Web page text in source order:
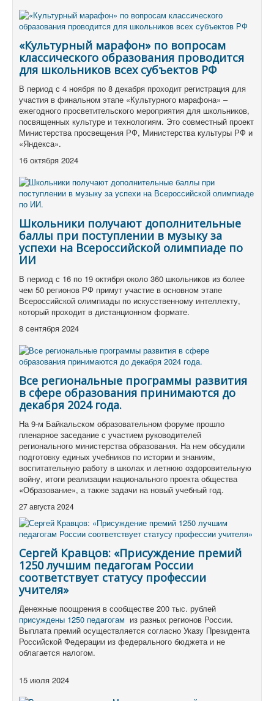
«Культурный марафон» по вопросам
классического образования проводится
для школьников всех субъектов РФ
В период с 4 ноября по 8 декабря проходит регистрация для
участия в финальном этапе «Культурного марафона» –
ежегодного просветительского мероприятия для школьников,
посвященных культуре и технологиям. Это совместный проект
Министерства просвещения РФ, Министерства культуры РФ и
«Яндекса».
16 октября 2024
Школьники получают дополнительные
баллы при поступлении в музыку за
успехи на Всероссийской олимпиаде по
ИИ
В период с 16 по 19 октября около 360 школьников из более
чем 50 регионов РФ примут участие в основном этапе
Всероссийской олимпиады по искусственному интеллекту,
который проходит в дистанционном формате.
8 сентября 2024
Все региональные программы развития
в сфере образования принимаются до
декабря 2024 года.
На 9-м Байкальском образовательном форуме прошло
пленарное заседание с участием руководителей
регионального министерства образования. На нем обсудили
подготовку единых учебников по истории и знаниям,
воспитательную работу в школах и летнюю оздоровительную
войну, итоги реализации национального проекта общества
«Образование», а также задачи на новый учебный год.
27 августа 2024
Сергей Кравцов: «Присуждение премий
1250 лучшим педагогам России
соответствует статусу профессии
учителя»
Денежные поощрения в сообществе 200 тыс. рублей
присуждены 1250 педагогам из разных регионов России.
Выплата премий осуществляется согласно Указу Президента
Российской Федерации из федерального бюджета и не
облагается налогом.
15 июля 2024